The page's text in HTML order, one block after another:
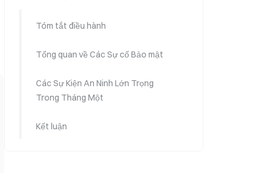
Tóm tắt điều hành
Tổng quan về Các Sự cố Bảo mật
Các Sự Kiện An Ninh Lớn Trọng
Trong Tháng Một
Kết luận